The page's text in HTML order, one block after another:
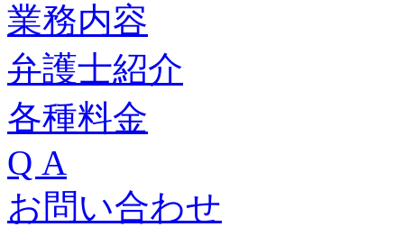
業務内容
弁護士紹介
各種料金
Q A
お問い合わせ